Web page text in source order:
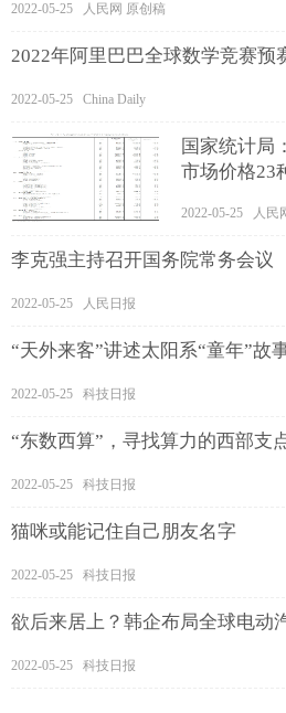
2022-05-25 人民网 原创稿
2022年阿里巴巴全球数学竞赛预
2022-05-25 China Daily
国家统计局
市场价格23
2022-05-25 人民
李克强主持召开国务院常务会议
2022-05-25 人民日报
“天外来客”讲述太阳系“童年”故
2022-05-25 科技日报
“东数西算”，寻找算力的西部支
2022-05-25 科技日报
猫咪或能记住自己朋友名字
2022-05-25 科技日报
欲后来居上？韩企布局全球电动
2022-05-25 科技日报